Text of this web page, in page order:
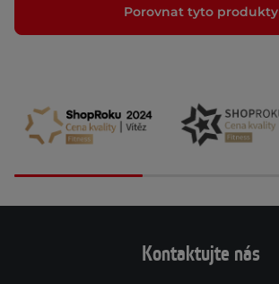
Porovnat tyto produkty
Kontaktujte nás